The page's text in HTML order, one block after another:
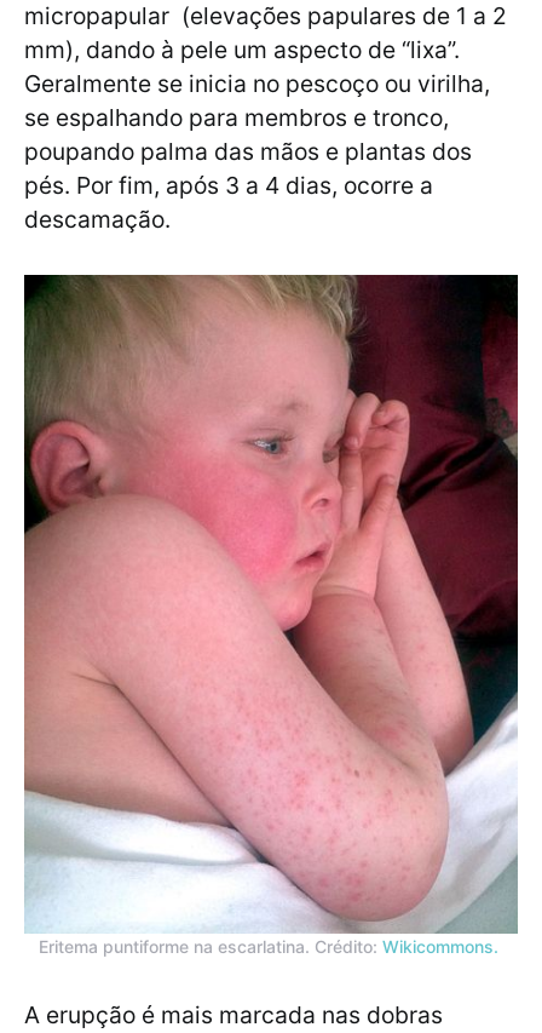
micropapular (elevações papulares de 1 a 2
mm), dando à pele um aspecto de “lixa”.
Geralmente se inicia no pescoço ou virilha,
se espalhando para membros e tronco,
poupando palma das mãos e plantas dos
pés. Por fim, após 3 a 4 dias, ocorre a
descamação.
Eritema puntiforme na escarlatina. Crédito: Wikicommons.
A erupção é mais marcada nas dobras